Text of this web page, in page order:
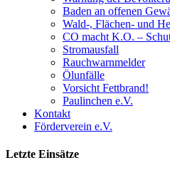
Baden an offenen
Wald-, Flächen- und
CO macht K.O. –
Stromausfall
Rauchwarnmelder
Ölunfälle
Vorsicht Fettbrand!
Paulinchen e.V.
Kontakt
Förderverein e.V.
Letzte Einsätze